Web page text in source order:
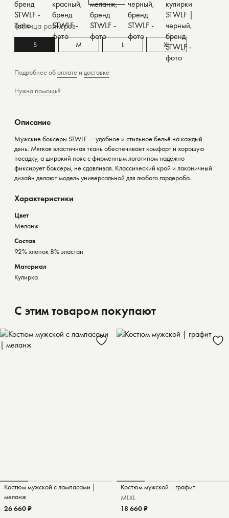
Таблица размеров
S M L XL
Подробнее обоплате и доставке
Нужна помощь?
Описание
Мужские боксеры STWLF — удобное и стильное бельё на каждый
день. Мягкая эластичная ткань обеспечивает комфорт и хорошую
посадку, а широкий пояс с фирменным логотипом надёжно
фиксирует боксеры, не сдавливая. Классический крой и лаконичный
дизайн делают модель универсальной для любого гардероба.
Характеристики
Цвет
Меланж
Состав
92% хлопок 8% эластан
Материал
Кулирка
С этим товаром покупают
Костюм мужской с лампасами |
меланж
26 660 ₽
Костюм мужской | графит
MLXL
18 660 ₽